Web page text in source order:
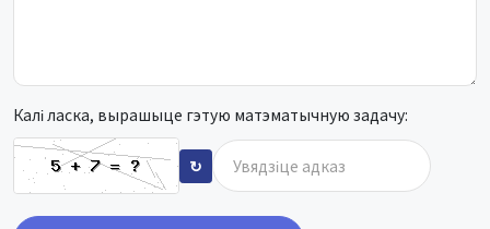
Калі ласка, вырашыце гэтую матэматычную задачу:
↻